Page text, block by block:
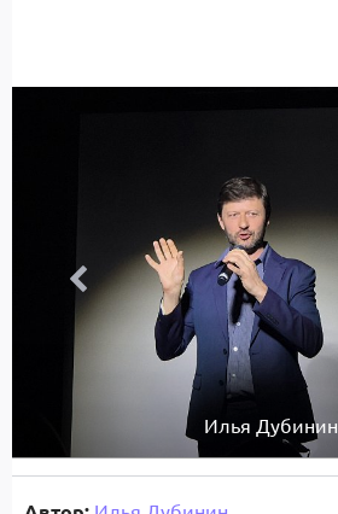
Илья Дубинин